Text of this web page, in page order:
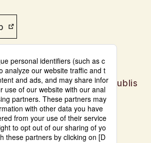
learning materials publis
All Rights Reserved.